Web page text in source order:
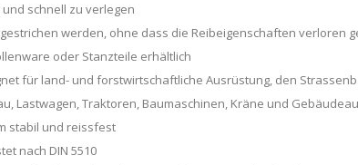
Gelb,
25
mm
x
18,3
m,
Karton
und schnell zu verlegen
werden, ohne dass die Reibeigenschaften verloren
oder Stanzteile erhältlich
für land- und forstwirtschaftliche Ausrüstung, den
Lastwagen, Traktoren, Baumaschinen, Kräne und
stabil und reissfest
nach DIN 5510